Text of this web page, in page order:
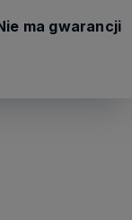
ma gwarancji